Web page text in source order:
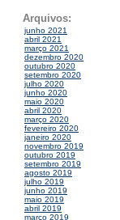
Arquivos:
junho 2021
abril 2021
março 2021
dezembro 2020
outubro 2020
setembro 2020
julho 2020
junho 2020
maio 2020
abril 2020
março 2020
fevereiro 2020
janeiro 2020
novembro 2019
outubro 2019
setembro 2019
agosto 2019
julho 2019
junho 2019
maio 2019
abril 2019
março 2019